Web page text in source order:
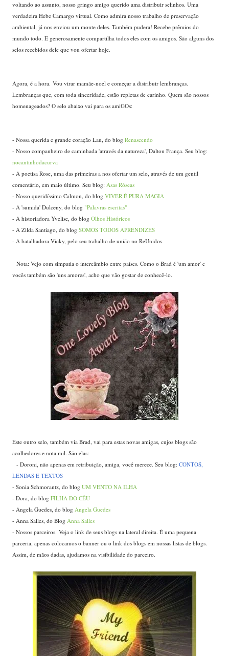
voltando ao assunto, nosso gringo amigo querido ama distribuir selinhos. Uma
verdadeira Hebe Camargo virtual. Como admira nosso trabalho de preservação
ambiental, já nos enviou um monte deles. Também pudera! Recebe prêmios do
mundo todo. E generosamente compartilha todos eles com os amigos. São alguns dos
selos recebidos dele que vou ofertar hoje.
Agora, é a hora. Vou virar mamãe-noel e começar a distribuir lembranças.
Lembranças que, com toda sinceridade, estão repletas de carinho. Quem são nossos
homenageados? O selo abaixo vai para os amiGOs:
- Nossa querida e grande coração Lau, do blog Renascendo
- Nosso companheiro de caminhada 'através da natureza', Dalton França. Seu blog:
nocantinhodacurva
- A poetisa Rose, uma das primeiras a nos ofertar um selo, através de um gentil
comentário, em maio último. Seu blog: Asas Róseas
- Nosso queridíssimo Calmon, do blog VIVER É PURA MAGIA
- A 'sumida' Dulceny, do blog "Palavras escritas"
- A historiadora Yvelise, do blog Olhos Históricos
- A Zilda Santiago, do blog SOMOS TODOS APRENDIZES
- A batalhadora Vicky, pelo seu trabalho de união no ReUnidos.
Nota: Vejo com simpatia o intercâmbio entre países. Como o Brad é 'um amor' e
vocês também são 'uns amores', acho que vão gostar de conhecê-lo.
Este outro selo, também via Brad, vai para estas novas amigas, cujos blogs são
acolhedores e nota mil. São elas:
- Doroni, não apenas em retribuição, amiga, você merece. Seu blog: CONTOS,
LENDAS E TEXTOS
- Sonia Schmorantz, do blog UM VENTO NA ILHA
- Dora, do blog FILHA DO CÉU
- Angela Guedes, do blog Angela Guedes
- Anna Salles, do Blog Anna Salles
- Nossos parceiros. Veja o link de seus blogs na lateral direita. É uma pequena
parceria, apenas colocamos o banner ou o link dos blogs em nossas listas de blogs.
Assim, de mãos dadas, ajudamos na visibilidade do parceiro.